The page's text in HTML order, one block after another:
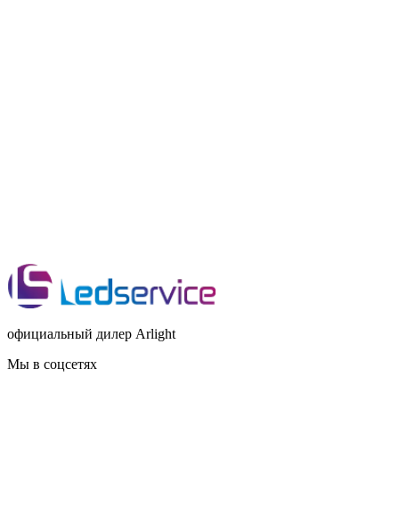
официальный дилер Arlight
Мы в соцсетях